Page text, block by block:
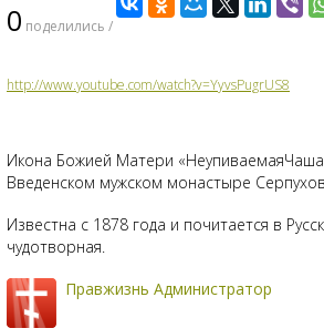
0 поделились /
http://www.youtube.com/watch?v=YyvsPugrUS8
Икона Божией Матери
Введенском мужском монастыре
Известна с 1878 года и почитается в
чудотворная.
Правжизнь Администратор